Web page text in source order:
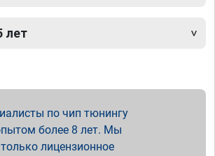
лет
по чип тюнингу
более 8 лет. Мы
лицензионное